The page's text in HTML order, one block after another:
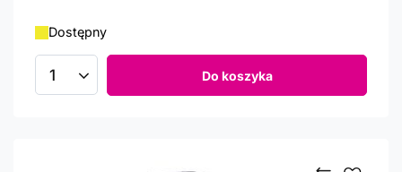
Dostępny
Ilość produktów Do koszyka